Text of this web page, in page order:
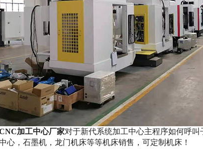
加工中心厂家对于新代系统加工中心主程序如何呼
心，石墨机，龙门机床等等机床销售，可定制机床！